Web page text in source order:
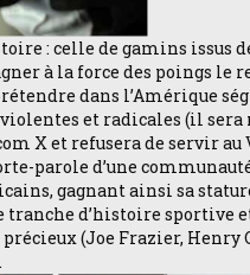
: celle de gamins issus
à la force des poings le
dans l’Amérique
violentes et radicales (il
X et refusera de servir
parole d’une
gagnant ainsi sa stature
tranche d’histoire sportive
(Joe Frazier, Henry